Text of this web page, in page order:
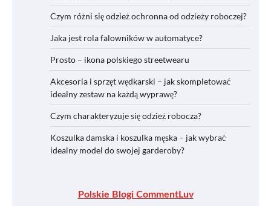
Czym różni się odzież ochronna od odzieży roboczej?
Jaka jest rola falowników w automatyce?
Prosto – ikona polskiego streetwearu
Akcesoria i sprzęt wędkarski – jak skompletować
idealny zestaw na każdą wyprawę?
Czym charakteryzuje się odzież robocza?
Koszulka damska i koszulka męska – jak wybrać
idealny model do swojej garderoby?
Polskie Blogi CommentLuv